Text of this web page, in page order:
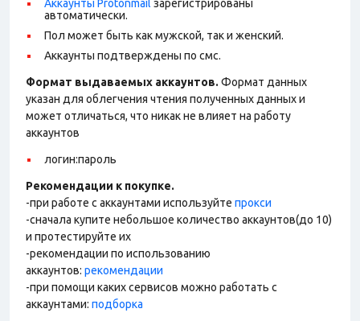
Аккаунты Protonmail зарегистрированы
автоматически.
Пол может быть как мужской, так и женский.
Аккаунты подтверждены по смс.
Формат выдаваемых аккаунтов. Формат данных
указан для облегчения чтения полученных данных и
может отличаться, что никак не влияет на работу
аккаунтов
логин:пароль
Рекомендации к покупке.
-при работе с аккаунтами используйте прокси
-сначала купите небольшое количество аккаунтов(до 10)
и протестируйте их
-рекомендации по использованию
аккаунтов: рекомендации
-при помощи каких сервисов можно работать с
аккаунтами: подборка